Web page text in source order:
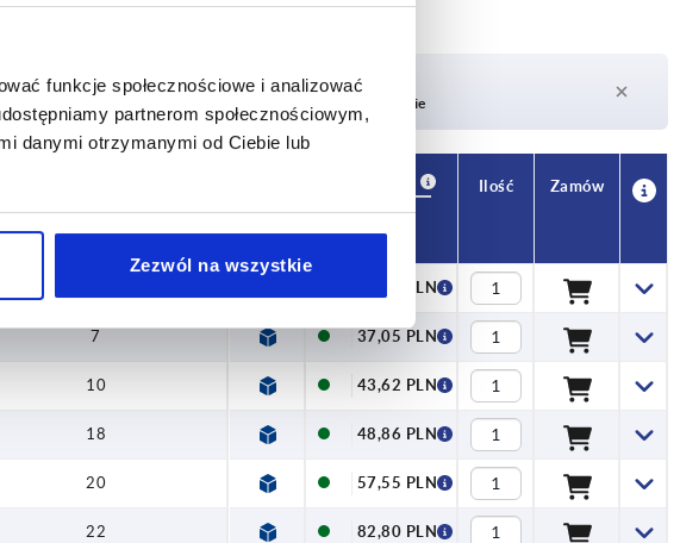
funkcje społecznościowe i analizować
partnerom społecznościowym,
danymi otrzymanymi od Ciebie lub
Zezwól na wszystkie
22
26
1-3 dni
Czas dostawy na żądanie
Obecnie brak w magazynie
Cena
Ilość Zamów
34,98 PLN
7 37,05 PLN
10 43,62 PLN
18 48,86 PLN
20 57,55 PLN
22 82,80 PLN